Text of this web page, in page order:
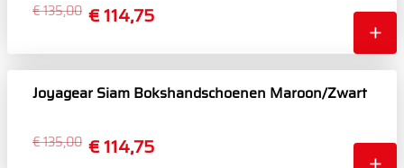
€ 114,75
€ 135,00
Joyagear Siam Bokshandschoenen Maroon/Zwart
€ 114,75
€ 135,00